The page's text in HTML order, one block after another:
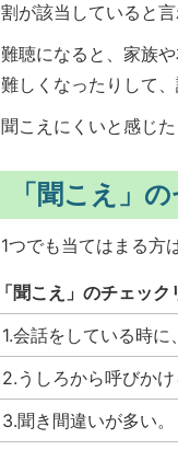
割が該当していると言
難聴になると、家族
難しくなったりして
聞こえにくいと感じ
「聞こえ」
1つでも当てはまる方
「聞こえ」のチェック
1.会話をしている時に
2.うしろから呼びか
3.聞き間違いが多い。